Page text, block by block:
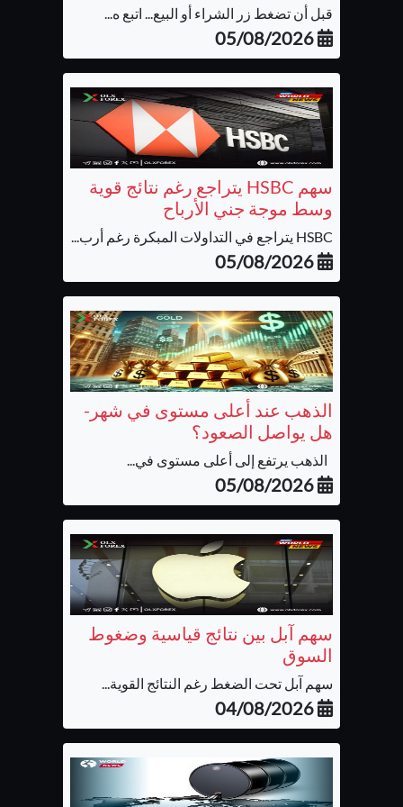
قبل أن تضغط زر الشراء أو البيع... اتبع ه...
05/08/2026
سهم HSBC يتراجع رغم نتائج قوية
وسط موجة جني الأرباح
HSBC يتراجع في التداولات المبكرة رغم أرب...
05/08/2026
الذهب عند أعلى مستوى في شهر-
هل يواصل الصعود؟
الذهب يرتفع إلى أعلى مستوى في...
05/08/2026
سهم آبل بين نتائج قياسية وضغوط
السوق
سهم آبل تحت الضغط رغم النتائج القوية...
04/08/2026